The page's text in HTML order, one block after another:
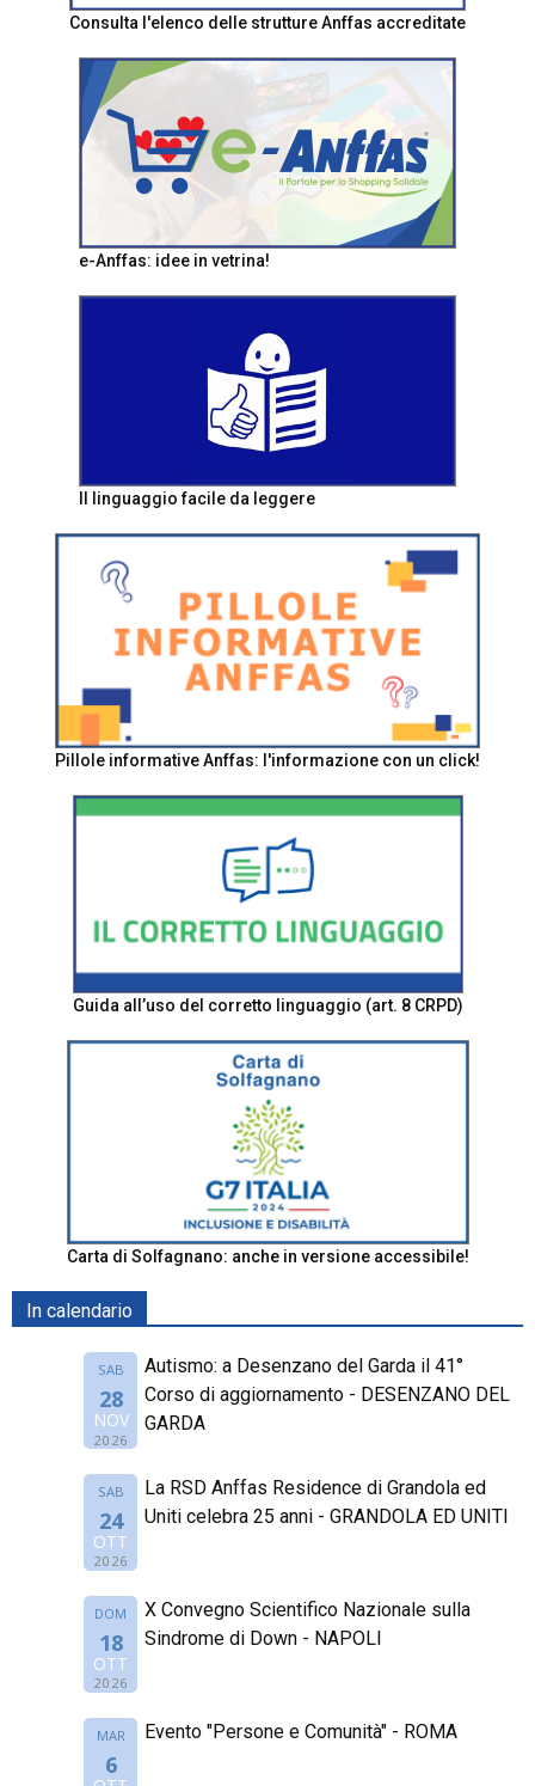
Consulta l'elenco delle strutture Anffas accreditate
e-Anffas: idee in vetrina!
Il linguaggio facile da leggere
Pillole informative Anffas: l'informazione con un click!
Guida all’uso del corretto linguaggio (art. 8 CRPD)
Carta di Solfagnano: anche in versione accessibile!
In calendario
SAB
28
NOV
2026
Autismo: a Desenzano del Garda il 41°
Corso di aggiornamento - DESENZANO DEL
GARDA
SAB
24
OTT
2026
La RSD Anffas Residence di Grandola ed
Uniti celebra 25 anni - GRANDOLA ED UNITI
DOM
18
OTT
2026
X Convegno Scientifico Nazionale sulla
Sindrome di Down - NAPOLI
MAR
6
Evento "Persone e Comunità" - ROMA